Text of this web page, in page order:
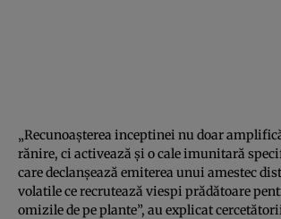
„Recunoașterea inceptinei nu doar
rănire, ci activează și o cale imunitară
care declanșează emiterea unui amestec
volatile ce recrutează viespi prădătoare
omizile de pe plante”, au explicat